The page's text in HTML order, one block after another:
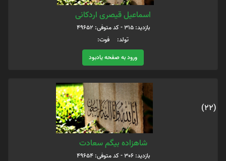
اسماعیل قیصری اردکانی
بازدید: 315 - کد متوفی: 49652
تولد: فوت:
ورود به صفحه یادبود
(22)
شاهزاده بیگم سعادت
بازدید: 306 - کد متوفی: 49654